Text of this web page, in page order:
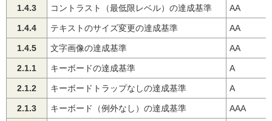
1.4.3 コントラスト（最低限レベル）の達成基準 AA
1.4.4 テキストのサイズ変更の達成基準 AA
1.4.5 文字画像の達成基準 AA
2.1.1 キーボードの達成基準 A
2.1.2 キーボードトラップなしの達成基準 A
2.1.3 キーボード（例外なし）の達成基準 AAA